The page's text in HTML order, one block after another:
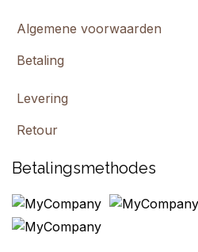
Algemene voorwaarden
Betaling
Levering
Retour
Betalingsmethodes